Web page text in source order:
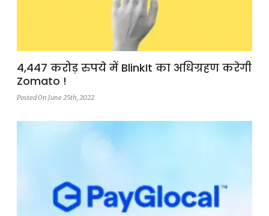
4,447 करोड़ रुपये में BlinkIt का अधिग्रहण करेगी
Zomato !
Posted On June 25th, 2022